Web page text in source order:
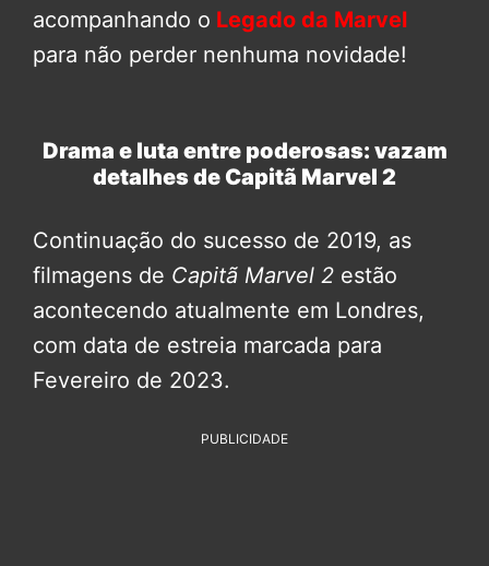
acompanhando o Legado da Marvel
para não perder nenhuma novidade!
Drama e luta entre poderosas: vazam
detalhes de Capitã Marvel 2
Continuação do sucesso de 2019, as
filmagens de Capitã Marvel 2 estão
acontecendo atualmente em Londres,
com data de estreia marcada para
Fevereiro de 2023.
PUBLICIDADE